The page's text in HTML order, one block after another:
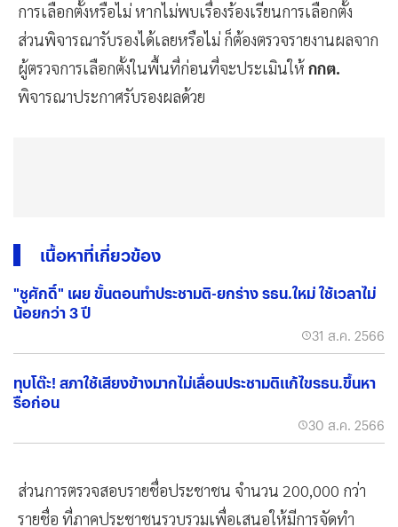
การเลือกตั้งหรือไม่ หากไม่พบเรื่องร้องเรียนการเลือกตั้ง
ส่วนพิจารณารับรองได้เลยหรือไม่ ก็ต้องตรวจรายงานผลจาก
ผู้ตรวจการเลือกตั้งในพื้นที่ก่อนที่จะประเมินให้ กกต.
พิจารณาประกาศรับรองผลด้วย
เนื้อหาที่เกี่ยวข้อง
"ชูศักดิ์" เผย ขั้นตอนทำประชามติ-ยกร่าง รธน.ใหม่ ใช้เวลาไม่
น้อยกว่า 3 ปี
31 ส.ค. 2566
ทุบโต๊ะ! สภาใช้เสียงข้างมากไม่เลื่อนประชามติแก้ไขรธน.ขึ้นหา
รือก่อน
30 ส.ค. 2566
ส่วนการตรวจสอบรายชื่อประชาชน จำนวน 200,000 กว่า
รายชื่อ ที่ภาคประชาชนรวบรวมเพื่อเสนอให้มีการจัดทำ